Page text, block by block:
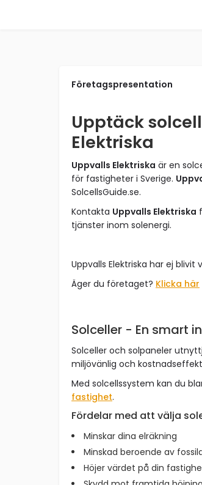
Företagspresentation
Upptäck
Elektriska
Uppvalls Elektriska är en
för fastigheter i Sverige.
SolcellsGuide.se.
Kontakta Uppvalls Elektriska
tjänster inom solenergi.
Uppvalls Elektriska har ej blivit
Äger du företaget? Klicka här
Solceller - En smart
Solceller och solpaneler
miljövänlig och
Med solcellssystem kan du
fastighet.
Fördelar med att välja
Minskar dina elräkning
Minskad beroende av
Höjer värdet på din